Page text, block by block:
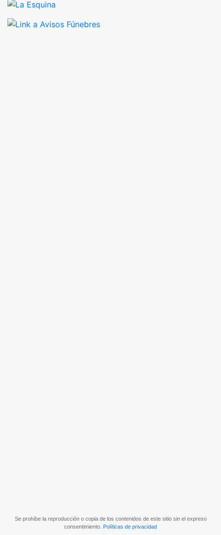
Se prohíbe la reproducción o copia de los contenidos de este sitio sin el expreso
consentimiento. Políticas de privacidad